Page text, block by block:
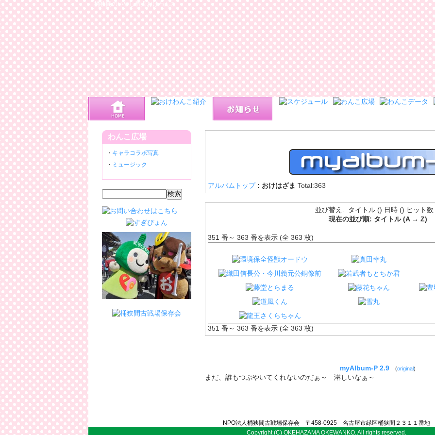
桶狭間のいやし番犬おけわんこ
わんこ広場
・ キャラコラボ写真
・ ミュージック
アルバムトップ : おけはざま Total:363
並び替え: タイトル () 日時 () ヒット数
現在の並び順: タイトル (A → Z)
351 番～ 363 番を表示 (全 363 枚)
351 番～ 363 番を表示 (全 363 枚)
myAlbum-P 2.9 (original)
まだ、誰もつぶやいてくれないのだぁ～ 淋しいなぁ～
NPO法人桶狭間古戦場保存会 〒458-0925 名古屋市緑区桶狭間２３１１番地
Copyright (C) OKEHAZAMA OKEWANKO. All rights reserved.